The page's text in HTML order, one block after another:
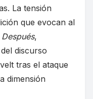
La tensión
que evocan al
,
discurso
tras el ataque
dimensión